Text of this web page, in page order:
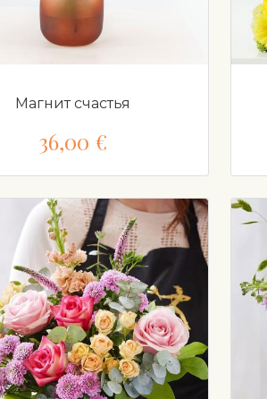
Магнит счастья
36,00 €